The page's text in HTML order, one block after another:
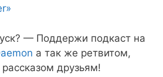
— Поддержи подкаст на
а так же ретвитом,
друзьям!